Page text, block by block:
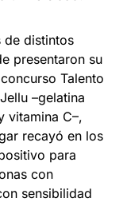
de distintos
presentaron su
Talento
–gelatina
vitamina C–,
recayó en los
para
con
sensibilidad